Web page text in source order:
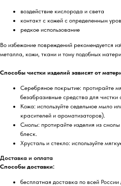
воздействие кислорода и света
контакт с кожей с определенным
редкое использование
Во избежание повреждений рекомендуется
металла, кожи, ткани и тому подобных
Способы чистки изделий зависят от
Серебряное покрытие: протирайте
безабразивные средства для чистки
Кожа: используйте седельное мыло
красителей и ароматизаторов).
Смолы: протирайте изделия из
блеск.
Хрусталь и стекло: используйте
Доставка и оплата
Способы доставки:
бесплатная доставка по всей